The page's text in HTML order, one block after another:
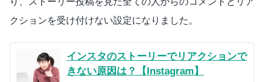
クションを受け付けない設定になりました。
インスタのストーリーでリアクションで
きない原因は？【Instagram】